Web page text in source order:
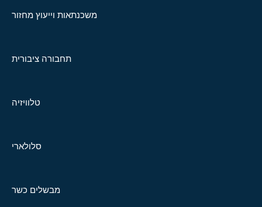
משכנתאות וייעוץ מחזור
תחבורה ציבורית
טלוויזיה
סלולארי
מבשלים כשר